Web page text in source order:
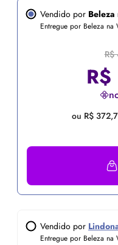
Vendido por
Entregue por Beleza na
R$
R$
ou R$
Vendido por
Entregue por Beleza na